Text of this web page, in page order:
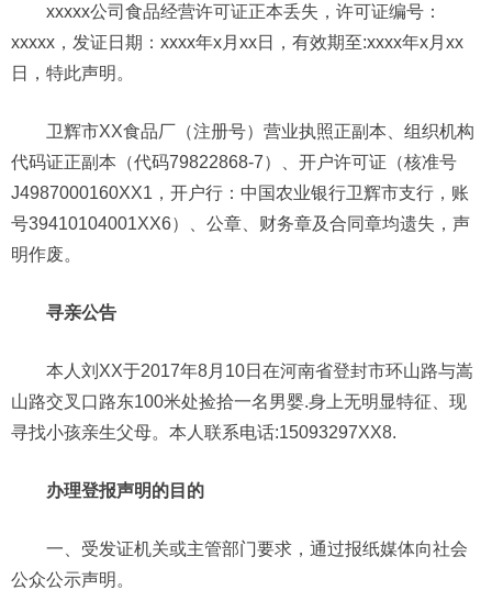
xxxxx公司食品经营许可证正本丢失，许可证编号：
xxxxx，发证日期：xxxx年x月xx日，有效期至:xxxx年x月xx
日，特此声明。
卫辉市XX食品厂（注册号）营业执照正副本、组织机构
代码证正副本（代码79822868-7）、开户许可证（核准号
J4987000160XX1，开户行：中国农业银行卫辉市支行，账
号39410104001XX6）、公章、财务章及合同章均遗失，声
明作废。
寻亲公告
本人刘XX于2017年8月10日在河南省登封市环山路与嵩
山路交叉口路东100米处捡拾一名男婴.身上无明显特征、现
寻找小孩亲生父母。本人联系电话:15093297XX8.
办理登报声明的目的
一、受发证机关或主管部门要求，通过报纸媒体向社会
公众公示声明。